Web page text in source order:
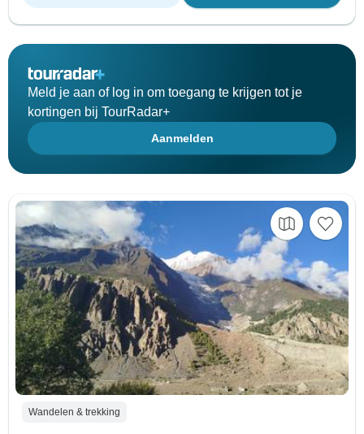
Meld je aan of log in om toegang te krijgen tot je
kortingen bij TourRadar+
Aanmelden
Wandelen & trekking